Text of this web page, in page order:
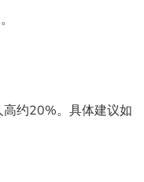
约20%。具体建议如